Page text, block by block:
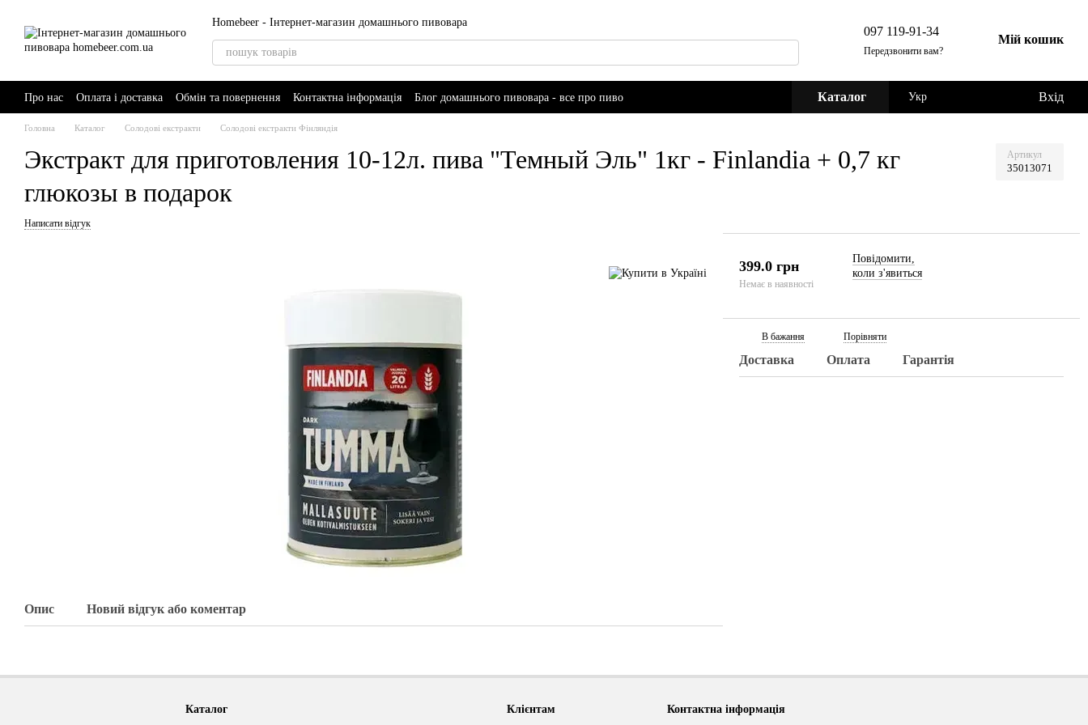
Homebeer - Інтернет-магазин домашнього пивовара
097 119-91-34
Передзвонити вам?
Мій кошик
Про нас Оплата і доставка Обмін та повернення Контактна інформація
Блог домашнього пивовара - все про пиво
AI-Brewer - розумний помічник пивовара
Каталог Укр Вхід
Головна Каталог Солодові екстракти Солодові екстракти Фінляндія
Экстракт для приготовления 10-12л. пива "Темный Эль" 1кг - Finlandia + 0,7 кг
глюкозы в подарок
Артикул
35013071
Написати відгук
Опис Новий відгук або коментар
399.0 грн
Немає в наявності
Повідомити,
коли з'явиться
В бажання Порівняти
Доставка Оплата Гарантія
Каталог Клієнтам Контактна інформація